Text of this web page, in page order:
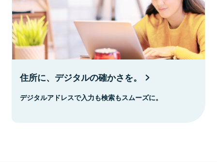
住所に、デジタルの確かさを。
デジタルアドレスで入力も検索もスムーズに。